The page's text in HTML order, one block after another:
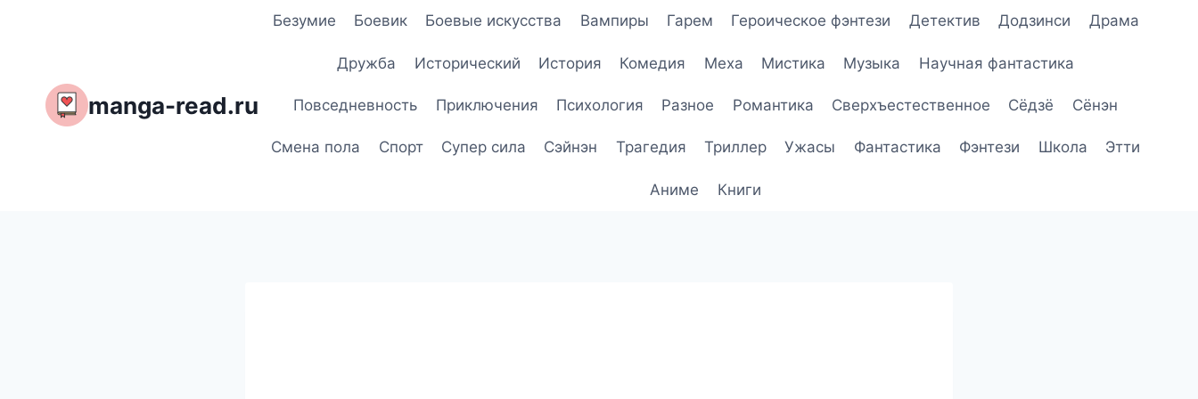
manga-read.ru
Безумие Боевик Боевые искусства Вампиры Гарем Героическое фэнтези Детектив Додзинси Драма
Дружба Исторический История Комедия Меха Мистика Музыка Научная фантастика
Повседневность Приключения Психология Разное Романтика Сверхъестественное Сёдзё Сёнэн
Смена пола Спорт Супер сила Сэйнэн Трагедия Триллер Ужасы Фантастика Фэнтези Школа Этти
Аниме Книги